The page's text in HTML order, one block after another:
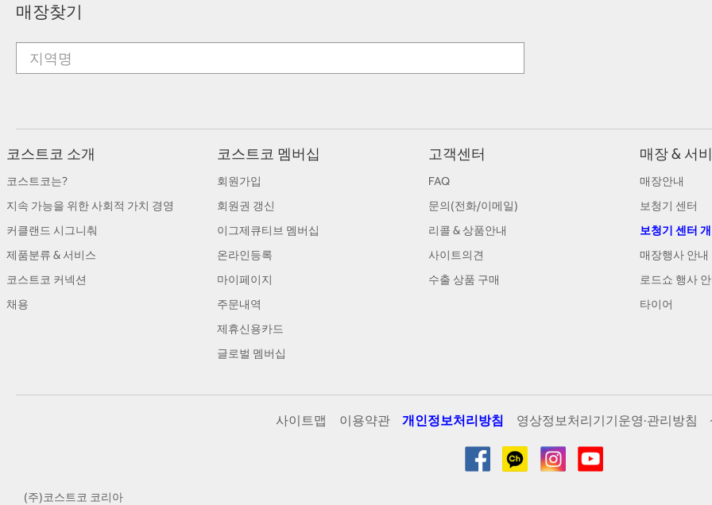
매장찾기
코스트코 소개
코스트코는?
지속 가능을 위한 사회적 가치 경영
커클랜드 시그니춰
제품분류 & 서비스
코스트코 커넥션
채용
코스트코 멤버십
회원가입
회원권 갱신
이그제큐티브 멤버십
온라인등록
마이페이지
주문내역
제휴신용카드
글로벌 멤버십
고객센터
FAQ
문의(전화/이메일)
리콜 & 상품안내
사이트의견
수출 상품 구매
매장 & 서
매장안내
보청기 센터
보청기 센터
매장행사 안내
로드쇼 행사
타이어
사이트맵 이용약관 개인정보처리방침 영상정보처리기기운영·관리방침
(주)코스트코 코리아